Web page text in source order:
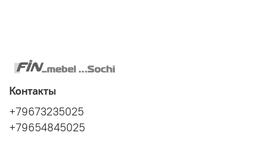
Контакты
+79673235025
+79654845025